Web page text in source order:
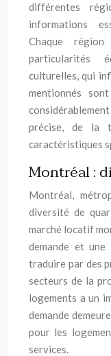
différentes
informations
Chaque
particularités
culturelles, qui
mentionnés
précise, de la
caractéristiques
Montréal :
Montréal,
diversité de
marché locatif
demande et
traduire par des
secteurs de la
logements a un
demande
pour les
services.